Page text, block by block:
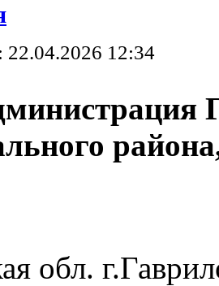
22.04.2026 12:34
обл.